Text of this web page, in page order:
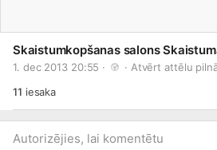
Skaistumkopšanas salons
1. dec 2013 20:55 · · Atvērt attēlu
11 iesaka
Autorizējies, lai komentētu